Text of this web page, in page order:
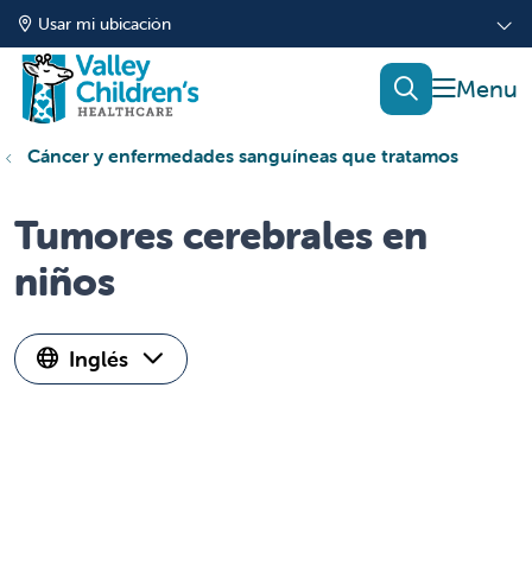
Usar mi ubicación
mostrar
buscar
Cáncer y enfermedades sanguíneas que tratamos
Tumores cerebrales en
niños
Inglés